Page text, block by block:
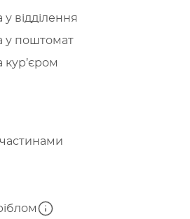
відділення
у поштомат
кур’єром